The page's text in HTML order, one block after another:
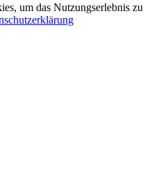
um das Nutzungserlebnis zu